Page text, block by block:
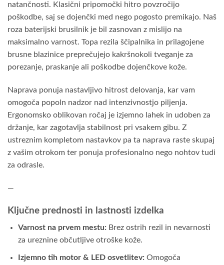
natančnosti. Klasični pripomočki hitro povzročijo
poškodbe, saj se dojenčki med nego pogosto premikajo. Naš
roza baterijski brusilnik je bil zasnovan z mislijo na
maksimalno varnost. Topa rezila ščipalnika in prilagojene
brusne blazinice preprečujejo kakršnokoli tveganje za
porezanje, praskanje ali poškodbe dojenčkove kože.
Naprava ponuja nastavljivo hitrost delovanja, kar vam
omogoča popoln nadzor nad intenzivnostjo piljenja.
Ergonomsko oblikovan ročaj je izjemno lahek in udoben za
držanje, kar zagotavlja stabilnost pri vsakem gibu. Z
ustreznim kompletom nastavkov pa ta naprava raste skupaj
z vašim otrokom ter ponuja profesionalno nego nohtov tudi
za odrasle.
—
Ključne prednosti in lastnosti izdelka
Varnost na prvem mestu:Brez ostrih rezil in nevarnosti
za ureznine občutljive otroške kože.
Izjemno tih motor & LED osvetlitev:Omogoča